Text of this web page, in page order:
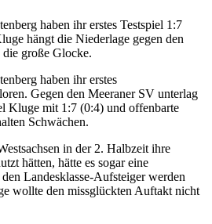
haben ihr erstes Testspiel 1:7
hängt die Niederlage gegen den
große Glocke.
haben ihr erstes
Gegen den Meeraner SV unterlag
Kluge mit 1:7 (0:4) und offenbarte
Schwächen.
in der 2. Halbzeit ihre
hätten, hätte es sogar eine
Landesklasse-Aufsteiger werden
wollte den missglückten Auftakt nicht